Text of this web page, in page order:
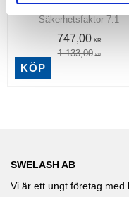
Säkerhetsfaktor 7:1
747,00 KR
1 133,00 KR
KÖP
SWELASH AB
Vi är ett ungt företag med